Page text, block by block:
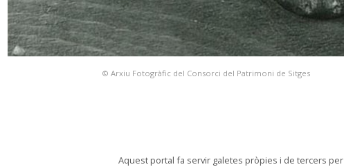
© Arxiu Fotogràfic del Consorci del Patrimoni de Sitges
Aquest portal fa servir galetes pròpies i de tercers per